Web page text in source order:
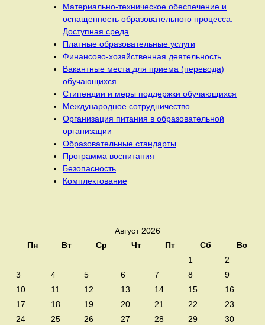
Материально-техническое обеспечение и
оснащенность образовательного процесса.
Доступная среда
Платные образовательные услуги
Финансово-хозяйственная деятельность
Вакантные места для приема (перевода)
обучающихся
Стипендии и меры поддержки обучающихся
Международное сотрудничество
Организация питания в образовательной
организации
Образовательные стандарты
Программа воспитания
Безопасность
Комплектование
Август 2026
Пн
Вт Ср Чт Пт Сб
Вс
1
2
3
4 5 6 7 8
9
10
11 12 13 14 15
16
17
18 19 20 21 22
23
24
25 26 27 28 29
30